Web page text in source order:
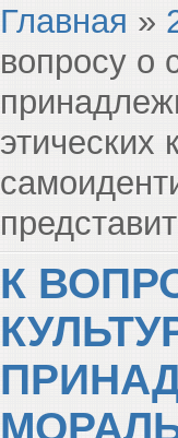
Главная »
вопросу о
этических
К